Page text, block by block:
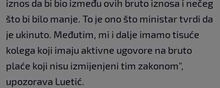
iznos da bi bio između ovih bruto iznosa i nečeg
što bi bilo manje. To je ono što ministar tvrdi da
je ukinuto. Međutim, mi i dalje imamo tisuće
kolega koji imaju aktivne ugovore na bruto
plaće koji nisu izmijenjeni tim zakonom",
upozorava Luetić.